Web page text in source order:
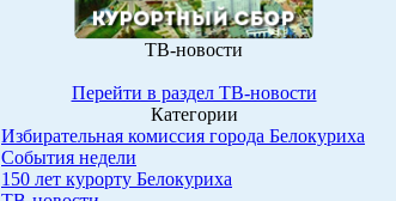
ТВ-новости
Перейти в раздел ТВ-новости
Категории
Избирательная комиссия города Белокуриха
События недели
150 лет курорту Белокуриха